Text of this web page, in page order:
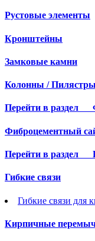
Рустовые элементы
Кронштейны
Замковые камни
Колонны / Пилястры
Перейти в раздел
Фиброцементный
Перейти в раздел
Гибкие связи
Гибкие связи для
Кирпичные